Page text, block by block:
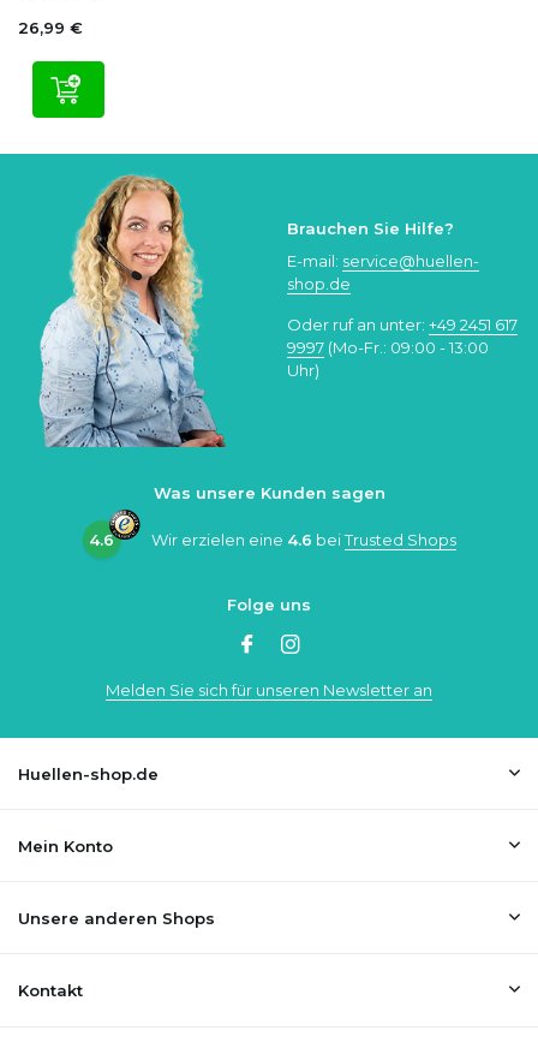
26,99 €
Brauchen Sie Hilfe?
E-mail: service@huellen-
shop.de
Oder ruf an unter: +49 2451 617
9997 (Mo-Fr.: 09:00 - 13:00
Uhr)
Was unsere Kunden sagen
4.6 Wir erzielen eine 4.6 beiTrusted Shops
Folge uns
Melden Sie sich für unseren Newsletter an
Huellen-shop.de
Mein Konto
Unsere anderen Shops
Kontakt